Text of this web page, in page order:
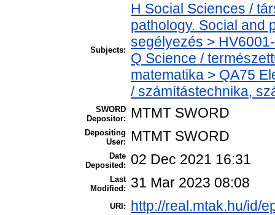
Subjects:
H Social Sciences /
pathology. Social and
segélyezés >
Q Science /
matematika > QA75
/ számítástechnika,
SWORD
Depositor:
MTMT SWORD
Depositing
User:
MTMT SWORD
Date
Deposited:
02 Dec 2021 16:31
Last
Modified:
31 Mar 2023 08:08
URI: http://real.mtak.hu/id/